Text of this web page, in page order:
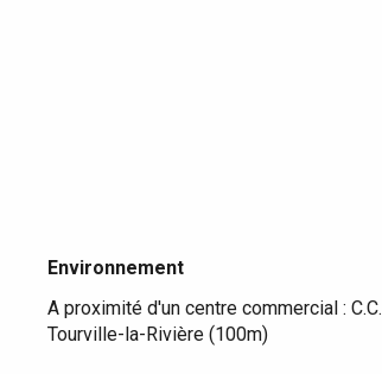
Environnement
Environnement
A proximité d'un centre commercial : C.C.
Tourville-la-Rivière (100m)